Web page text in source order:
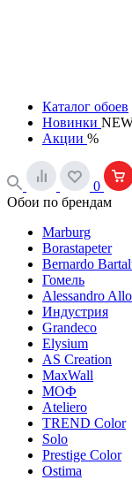
Каталог обоев
Новинки
Акции %
0
Обои по брендам
Marburg
Borastapeter
Bernardo
Гомель
Alessandro
Индустрия
Grandeco
Elysium
AS Creation
MaxWall
МОФ
Ateliero
TREND Color
Solo
Prestige Color
Ostima